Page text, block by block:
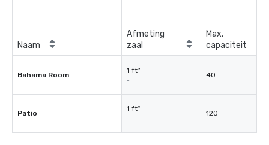
Naam
Afmeting
zaal
Max.
capaciteit
Bahama Room
1 ft²
-
40
Patio
1 ft²
-
120